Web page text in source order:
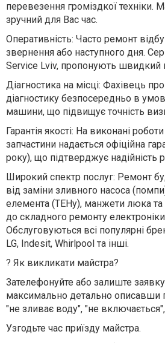
перевезення громіздкої техніки.
зручний для Вас час.
Оперативність: Часто ремонт
звернення або наступного дня.
Service Lviv, пропонують швидкий
Діагностика на місці: Фахівець
діагностику безпосередньо в
машини, що підвищує точність
Гарантія якості: На виконані
запчастини надається офіційна
року), що підтверджує надійність
Широкий спектр послуг: Ремонт
від заміни зливного насоса
елемента (ТЕНу), манжети люка
до складного ремонту
Обслуговуються всі популярні
LG, Indesit, Whirlpool та інші.
?️ Як викликати майстра?
Зателефонуйте або залиште
максимально детально описавши
"не зливає воду", "не
Узгодьте час приїзду майстра.